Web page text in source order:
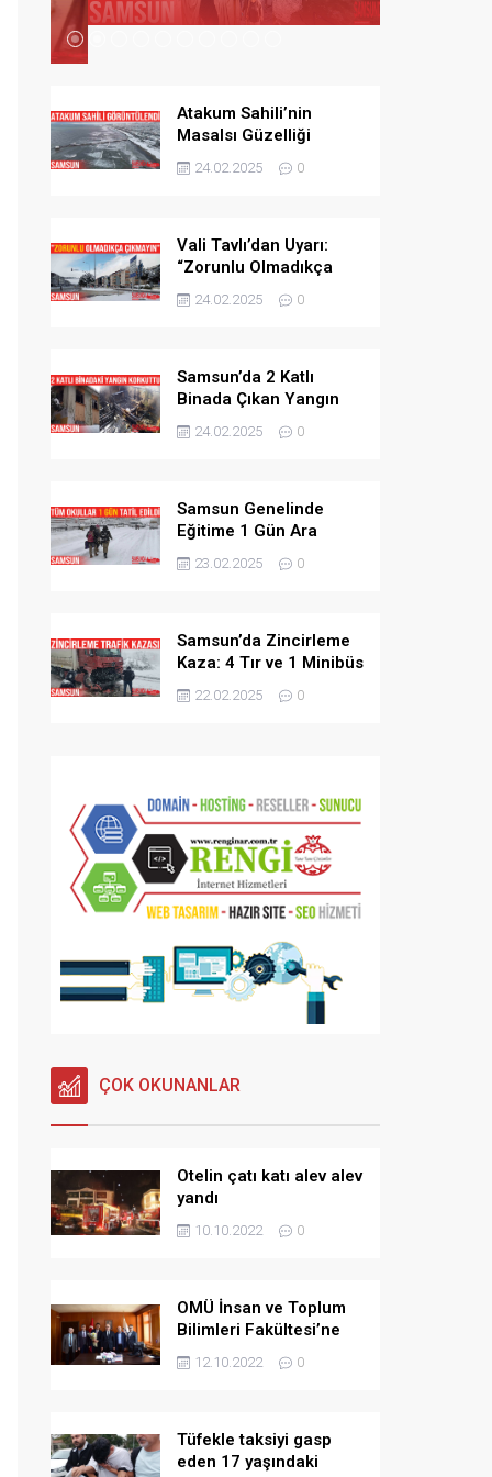
Atakum Sahili’nin
Masalsı Güzelliği
24.02.2025 0
Vali Tavlı’dan Uyarı:
“Zorunlu Olmadıkça
24.02.2025 0
Samsun’da 2 Katlı
Binada Çıkan Yangın
24.02.2025 0
Samsun Genelinde
Eğitime 1 Gün Ara
23.02.2025 0
Samsun’da Zincirleme
Kaza: 4 Tır ve 1 Minibüs
22.02.2025 0
ÇOK OKUNANLAR
Otelin çatı katı alev alev
yandı
10.10.2022 0
OMÜ İnsan ve Toplum
Bilimleri Fakültesi’ne
12.10.2022 0
Tüfekle taksiyi gasp
eden 17 yaşındaki